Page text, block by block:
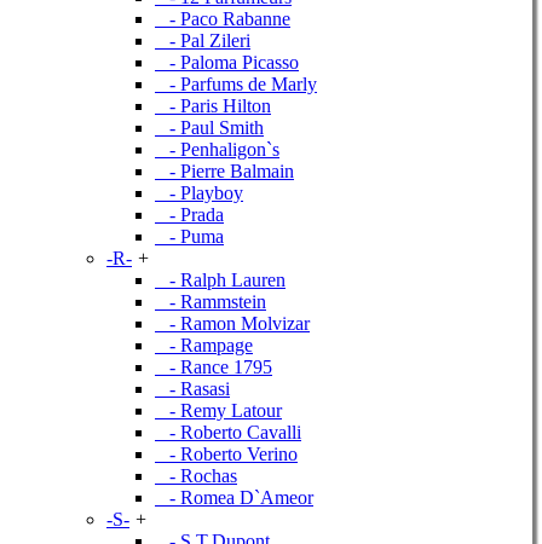
- Paco Rabanne
- Pal Zileri
- Paloma Picasso
- Parfums de Marly
- Paris Hilton
- Paul Smith
- Penhaligon`s
- Pierre Balmain
- Playboy
- Prada
- Puma
-R- +
- Ralph Lauren
- Rammstein
- Ramon Molvizar
- Rampage
- Rance 1795
- Rasasi
- Remy Latour
- Roberto Cavalli
- Roberto Verino
- Rochas
- Romea D`Ameor
-S- +